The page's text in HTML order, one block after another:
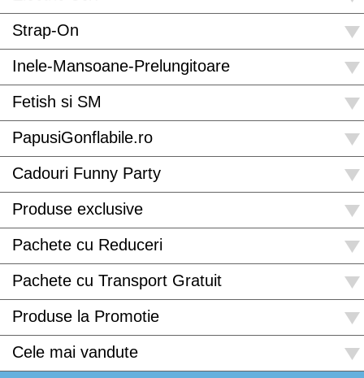
Strap-On
Inele-Mansoane-Prelungitoare
Fetish si SM
PapusiGonflabile.ro
Cadouri Funny Party
Produse exclusive
Pachete cu Reduceri
Pachete cu Transport Gratuit
Produse la Promotie
Cele mai vandute